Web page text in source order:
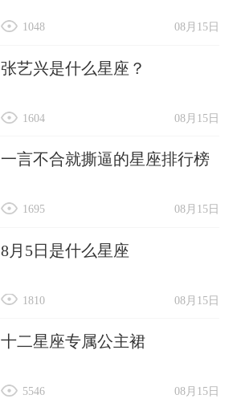
08月15日
1048
张艺兴是什么星座？
08月15日
1604
一言不合就撕逼的星座排行榜
08月15日
1695
8月5日是什么星座
08月15日
1810
十二星座专属公主裙
08月15日
5546